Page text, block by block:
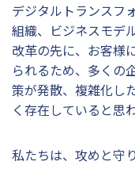
デジタルトランスフ
組織、ビジネスモデ
改革の先に、お客様
られるため、多くの
策が発散、複雑化し
く存在していると思
私たちは、攻めと守